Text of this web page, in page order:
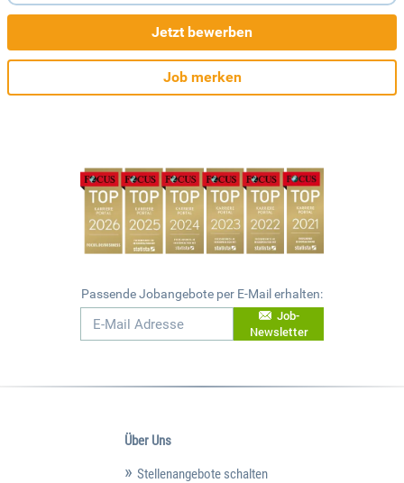
Jetzt bewerben
Job merken
Passende Jobangebote per E-Mail erhalten:
Job-
Newsletter
Über Uns
Stellenangebote schalten